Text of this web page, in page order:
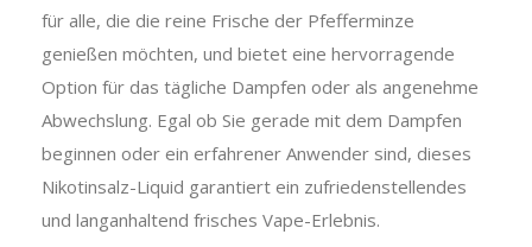
für alle, die die reine Frische der Pfefferminze
genießen möchten, und bietet eine hervorragende
Option für das tägliche Dampfen oder als angenehme
Abwechslung. Egal ob Sie gerade mit dem Dampfen
beginnen oder ein erfahrener Anwender sind, dieses
Nikotinsalz-Liquid garantiert ein zufriedenstellendes
und langanhaltend frisches Vape-Erlebnis.